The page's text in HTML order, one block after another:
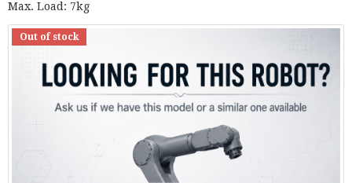
Max. Load: 7kg
Out of stock